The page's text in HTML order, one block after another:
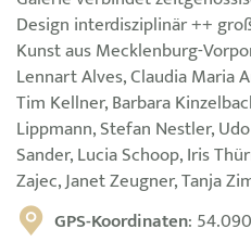
Design interdisziplinär ++
Kunst aus Mecklenburg-
Lennart Alves, Claudia Maria
Tim Kellner, Barbara
Lippmann, Stefan Nestler,
Sander, Lucia Schoop, Iris
Zajec, Janet Zeugner, Tanja
GPS-Koordinaten: